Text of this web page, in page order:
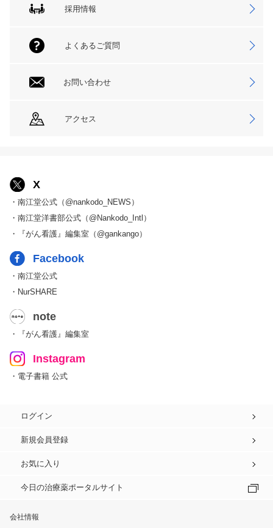
採用情報
よくあるご質問
お問い合わせ
アクセス
X
・南江堂公式（@nankodo_NEWS）
・南江堂洋書部公式（@Nankodo_Intl）
・『がん看護』編集室（@gankango）
Facebook
・南江堂公式
・NurSHARE
note
・『がん看護』編集室
Instagram
・電子書籍 公式
ログイン
新規会員登録
お気に入り
今日の治療薬ポータルサイト
会社情報